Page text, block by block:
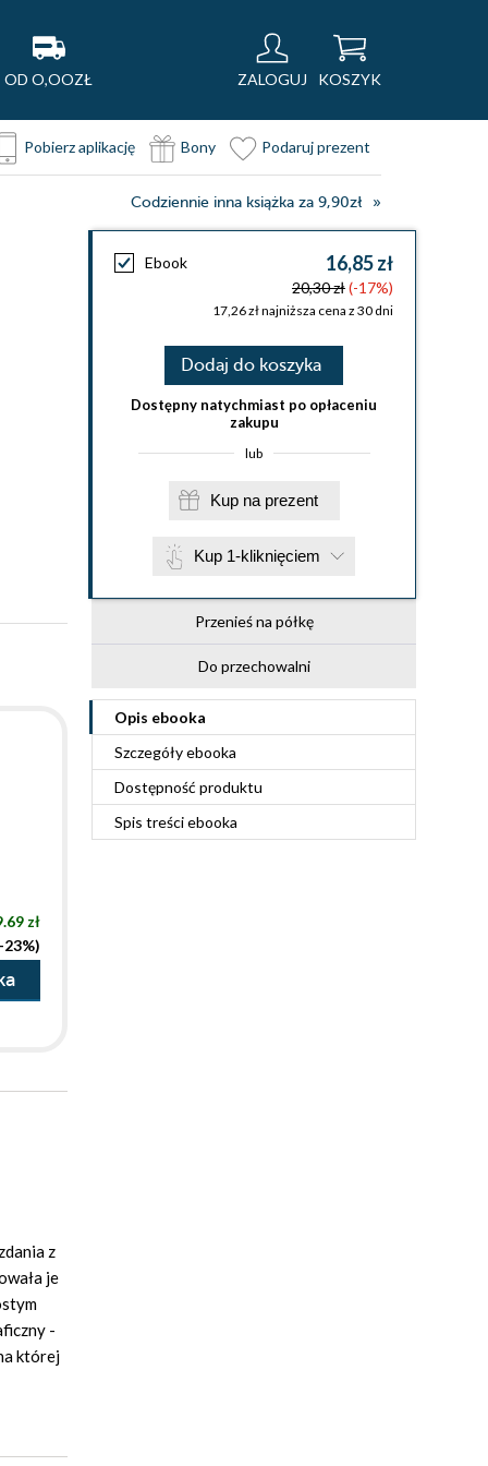
OD O,OOZŁ ZALOGUJ KOSZYK
Pobierz aplikację Bony Podaruj prezent
Codziennie inna książka za 9,90zł
Ebook 16,85 zł
20,30 zł(-17%)
17,26 zł najniższa cena z 30 dni
Dodaj do koszyka
Dostępny natychmiast po opłaceniu
zakupu
lub
Kup na prezent
Kup 1-kliknięciem
Przenieś na półkę
Do przechowalni
Opis ebooka
Szczegółyebooka
Dostępność produktu
Spis treściebooka
zł
23%)
z
je
-
której